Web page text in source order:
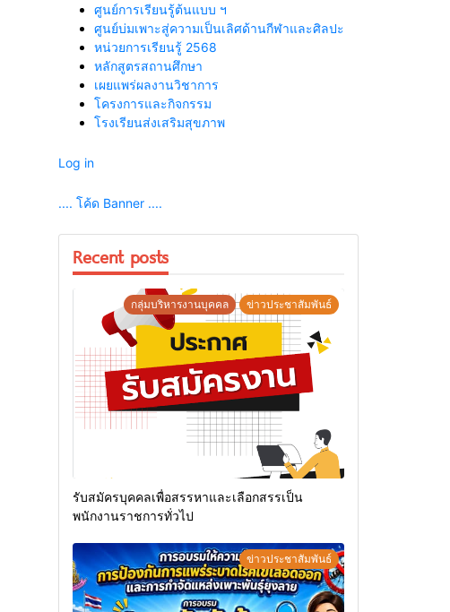
ศูนย์การเรียนรู้ต้นแบบ ฯ
ศูนย์บ่มเพาะสู่ความเป็นเลิศด้านกีฬาและศิลปะ
หน่วยการเรียนรู้ 2568
หลักสูตรสถานศึกษา
เผยแพร่ผลงานวิชาการ
โครงการและกิจกรรม
โรงเรียนส่งเสริมสุขภาพ
Log in
.... โค้ด Banner ....
Recent posts
กลุ่มบริหารงานบุคคล ข่าวประชาสัมพันธ์
รับสมัครบุคคลเพื่อสรรหาและเลือกสรรเป็น
พนักงานราชการทั่วไป
ข่าวประชาสัมพันธ์